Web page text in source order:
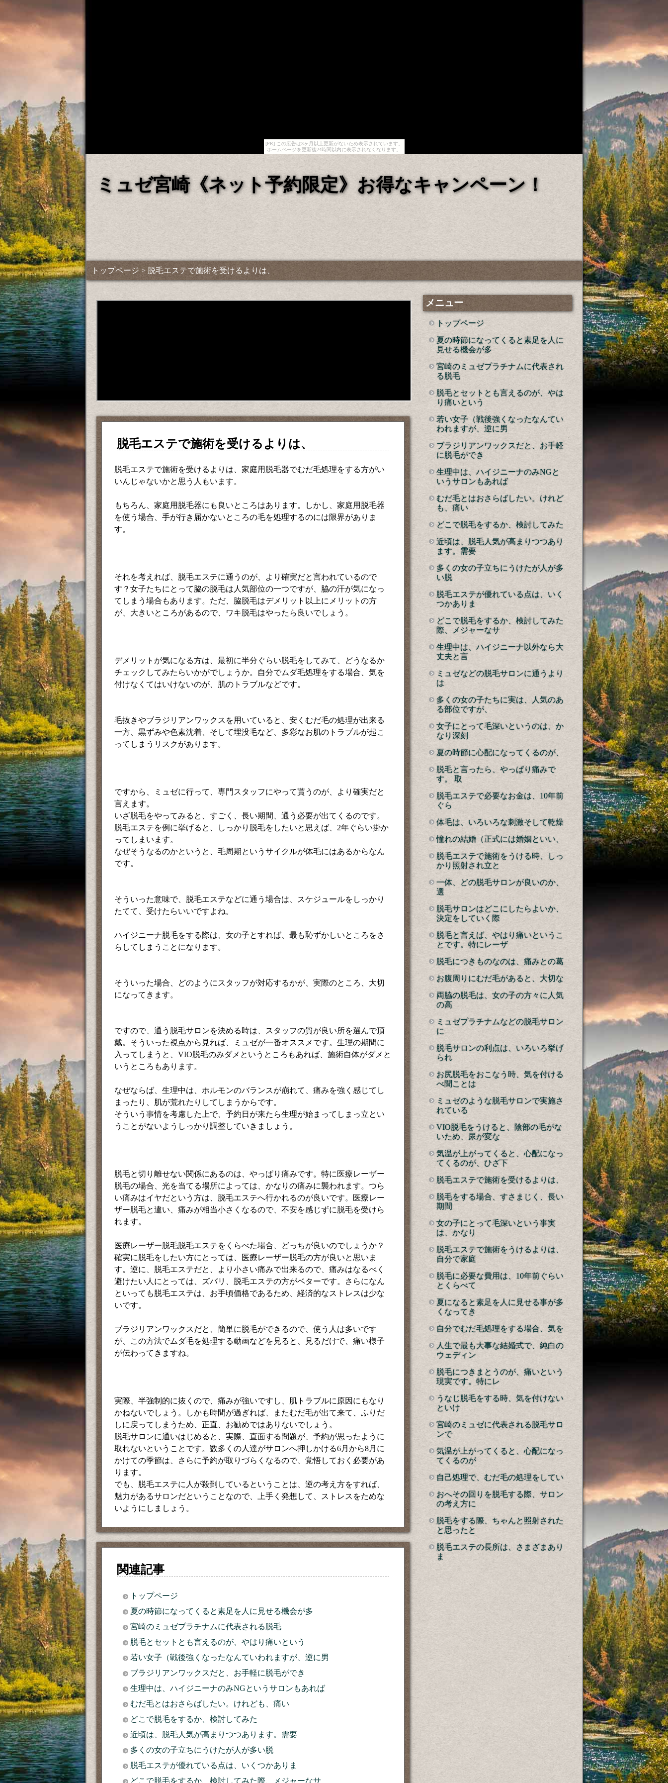
[PR] この広告は3ヶ月以上更新がないため表示されています。
ホームページを更新後24時間以内に表示されなくなります。
ミュゼ宮崎《ネット予約限定》お得なキャンペーン！
トップページ > 脱毛エステで施術を受けるよりは、
脱毛エステで施術を受けるよりは、
脱毛エステで施術を受けるよりは、家庭用脱毛器でむだ毛処理をする方がい
いんじゃないかと思う人もいます。
もちろん、家庭用脱毛器にも良いところはあります。しかし、家庭用脱毛器
を使う場合、手が行き届かないところの毛を処理するのには限界がありま
す。
それを考えれば、脱毛エステに通うのが、より確実だと言われているので
す？女子たちにとって脇の脱毛は人気部位の一つですが、脇の汗が気になっ
てしまう場合もあります。ただ、脇脱毛はデメリット以上にメリットの方
が、大きいところがあるので、ワキ脱毛はやったら良いでしょう。
デメリットが気になる方は、最初に半分ぐらい脱毛をしてみて、どうなるか
チェックしてみたらいかがでしょうか。自分でムダ毛処理をする場合、気を
付けなくてはいけないのが、肌のトラブルなどです。
毛抜きやブラジリアンワックスを用いていると、安くむだ毛の処理が出来る
一方、黒ずみや色素沈着、そして埋没毛など、多彩なお肌のトラブルが起こ
ってしまうリスクがあります。
ですから、ミュゼに行って、専門スタッフにやって貰うのが、より確実だと
言えます。
いざ脱毛をやってみると、すごく、長い期間、通う必要が出てくるのです。
脱毛エステを例に挙げると、しっかり脱毛をしたいと思えば、2年ぐらい掛か
ってしまいます。
なぜそうなるのかというと、毛周期というサイクルが体毛にはあるからなん
です。
そういった意味で、脱毛エステなどに通う場合は、スケジュールをしっかり
たてて、受けたらいいですよね。
ハイジニーナ脱毛をする際は、女の子とすれば、最も恥ずかしいところをさ
らしてしまうことになります。
そういった場合、どのようにスタッフが対応するかが、実際のところ、大切
になってきます。
ですので、通う脱毛サロンを決める時は、スタッフの質が良い所を選んで頂
戴。そういった視点から見れば、ミュゼが一番オススメです。生理の期間に
入ってしまうと、VIO脱毛のみダメというところもあれば、施術自体がダメと
いうところもあります。
なぜならば、生理中は、ホルモンのバランスが崩れて、痛みを強く感じてし
まったり、肌が荒れたりしてしまうからです。
そういう事情を考慮した上で、予約日が来たら生理が始まってしまっ立とい
うことがないようしっかり調整していきましょう。
脱毛と切り離せない関係にあるのは、やっぱり痛みです。特に医療レーザー
脱毛の場合、光を当てる場所によっては、かなりの痛みに襲われます。つら
い痛みはイヤだという方は、脱毛エステへ行かれるのが良いです。医療レー
ザー脱毛と違い、痛みが相当小さくなるので、不安を感じずに脱毛を受けら
れます。
医療レーザー脱毛脱毛エステをくらべた場合、どっちが良いのでしょうか？
確実に脱毛をしたい方にとっては、医療レーザー脱毛の方が良いと思いま
す。逆に、脱毛エステだと、より小さい痛みで出来るので、痛みはなるべく
避けたい人にとっては、ズバリ、脱毛エステの方がベターです。さらになん
といっても脱毛エステは、お手頃価格であるため、経済的なストレスは少な
いです。
ブラジリアンワックスだと、簡単に脱毛ができるので、使う人は多いです
が、この方法でムダ毛を処理する動画などを見ると、見るだけで、痛い様子
が伝わってきますね。
実際、半強制的に抜くので、痛みが強いですし、肌トラブルに原因にもなり
かねないでしょう。しかも時間が過ぎれば、またむだ毛が出て来て、ふりだ
しに戻ってしまうため、正直、お勧めではありないでしょう。
脱毛サロンに通いはじめると、実際、直面する問題が、予約が思ったように
取れないということです。数多くの人達がサロンへ押しかける6月から8月に
かけての季節は、さらに予約が取りづらくなるので、覚悟しておく必要があ
ります。
でも、脱毛エステに人が殺到しているということは、逆の考え方をすれば、
魅力があるサロンだということなので、上手く発想して、ストレスをためな
いようにしましょう。
関連記事
トップページ
夏の時節になってくると素足を人に見せる機会が多
宮崎のミュゼプラチナムに代表される脱毛
脱毛とセットとも言えるのが、やはり痛いという
若い女子（戦後強くなったなんていわれますが、逆に男
ブラジリアンワックスだと、お手軽に脱毛ができ
生理中は、ハイジニーナのみNGというサロンもあれば
むだ毛とはおさらばしたい。けれども、痛い
どこで脱毛をするか、検討してみた
近頃は、脱毛人気が高まりつつあります。需要
多くの女の子立ちにうけたが人が多い脱
脱毛エステが優れている点は、いくつかありま
どこで脱毛をするか、検討してみた際、メジャーなサ
メニュー
トップページ
夏の時節になってくると素足を人に
見せる機会が多
宮崎のミュゼプラチナムに代表され
る脱毛
脱毛とセットとも言えるのが、やは
り痛いという
若い女子（戦後強くなったなんてい
われますが、逆に男
ブラジリアンワックスだと、お手軽
に脱毛ができ
生理中は、ハイジニーナのみNGと
いうサロンもあれば
むだ毛とはおさらばしたい。けれど
も、痛い
どこで脱毛をするか、検討してみた
近頃は、脱毛人気が高まりつつあり
ます。需要
多くの女の子立ちにうけたが人が多
い脱
脱毛エステが優れている点は、いく
つかありま
どこで脱毛をするか、検討してみた
際、メジャーなサ
生理中は、ハイジニーナ以外なら大
丈夫と言
ミュゼなどの脱毛サロンに通うより
は
多くの女の子たちに実は、人気のあ
る部位ですが、
女子にとって毛深いというのは、か
なり深刻
夏の時節に心配になってくるのが、
脱毛と言ったら、やっぱり痛みで
す。 取
脱毛エステで必要なお金は、10年前
ぐら
体毛は、いろいろな刺激そして乾燥
憧れの結婚（正式には婚姻といい、
脱毛エステで施術をうける時、しっ
かり照射され立と
一体、どの脱毛サロンが良いのか、
選
脱毛サロンはどこにしたらよいか、
決定をしていく際
脱毛と言えば、やはり痛いというこ
とです。特にレーザ
脱毛につきものなのは、痛みとの葛
お腹周りにむだ毛があると、大切な
両脇の脱毛は、女の子の方々に人気
の高
ミュゼプラチナムなどの脱毛サロン
に
脱毛サロンの利点は、いろいろ挙げ
られ
お尻脱毛をおこなう時、気を付ける
べ聞ことは
ミュゼのような脱毛サロンで実施さ
れている
VIO脱毛をうけると、陰部の毛がな
いため、尿が変な
気温が上がってくると、心配になっ
てくるのが、ひざ下
脱毛エステで施術を受けるよりは、
脱毛をする場合、すさまじく、長い
期間
女の子にとって毛深いという事実
は、かなり
脱毛エステで施術をうけるよりは、
自分で家庭
脱毛に必要な費用は、10年前ぐらい
とくらべて
夏になると素足を人に見せる事が多
くなってき
自分でむだ毛処理をする場合、気を
人生で最も大事な結婚式で、純白の
ウェディン
脱毛につきまとうのが、痛いという
現実です。特にレ
うなじ脱毛をする時、気を付けない
といけ
宮崎のミュゼに代表される脱毛サロ
ンで
気温が上がってくると、心配になっ
てくるのが
自己処理で、むだ毛の処理をしてい
おへその回りを脱毛する際、サロン
の考え方に
脱毛をする際、ちゃんと照射された
と思ったと
脱毛エステの長所は、さまざまあり
ま